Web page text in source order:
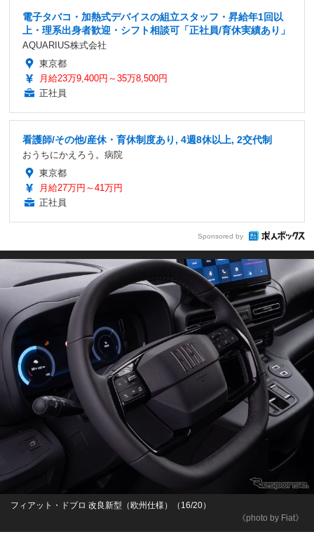
電子タバコ・加熱式デバイスの組立スタッフ・昇給年1回以
上・理系出身者歓迎・シフト相談可「正社員/育休実績あり」
AQUARIUS株式会社
東京都
月給23万9,400円～35万8,500円
正社員
看護師/その他/産休・育休制度あり, 4週8休以上, 2交代制
おうちにかえろう。病院
東京都
月給27万円～41万円
正社員
Sponsored by
《photo by Fiat》
フィアット・ドブロ 改良新型（欧州仕様）（16/20）